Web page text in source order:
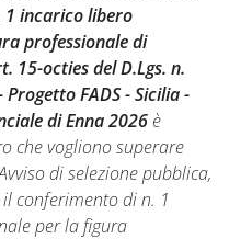
incarico libero
professionale di
15-octies del D.Lgs. n.
FADS - Sicilia -
di Enna 2026 è
che vogliono superare
di selezione pubblica,
conferimento di n. 1
per la figura